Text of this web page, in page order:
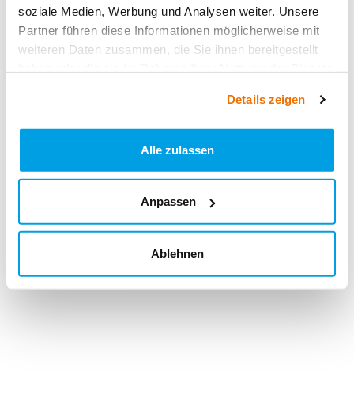
soziale Medien, Werbung und Analysen weiter. Unsere
Partner führen diese Informationen möglicherweise mit
weiteren Daten zusammen, die Sie ihnen bereitgestellt
Details zeigen
Alle zulassen
Anpassen
Ablehnen